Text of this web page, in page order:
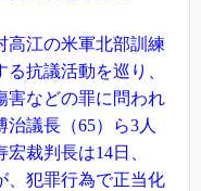
高江の米軍北部訓練
抗議活動を巡り、
害などの罪に問われ
議長（65）ら3人
裁判長は14日、
、犯罪行為で正当化